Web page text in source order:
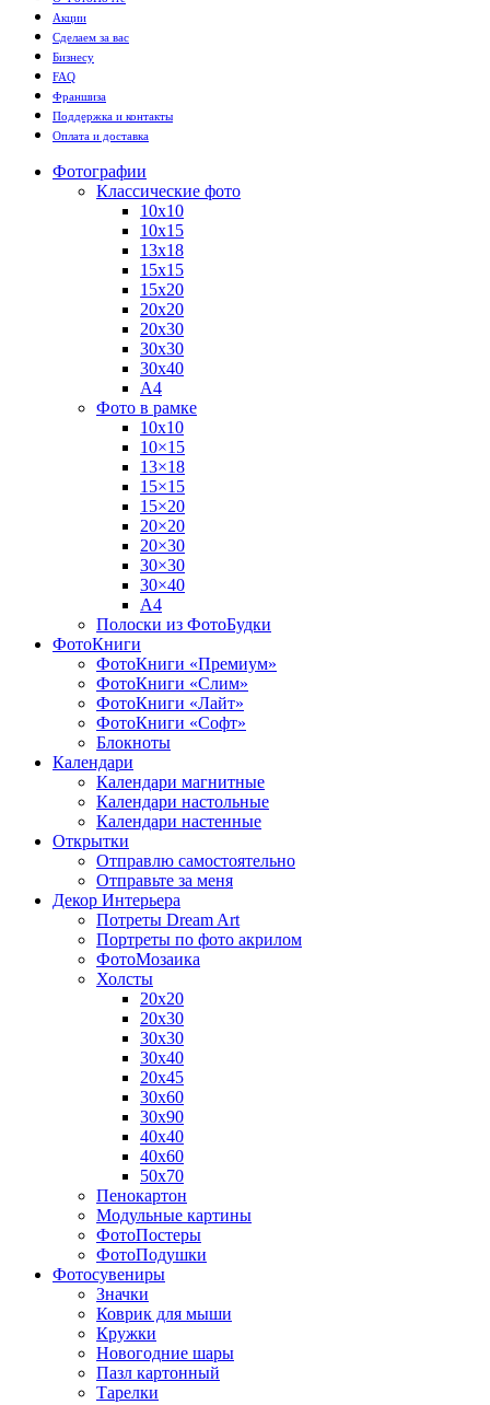
Акции
Сделаем за вас
Бизнесу
FAQ
Франшиза
Поддержка и контакты
Оплата и доставка
Фотографии
Классические фото
10х10
10х15
13х18
15х15
15х20
20х20
20х30
30х30
30х40
А4
Фото в рамке
10х10
10×15
13×18
15×15
15×20
20×20
20×30
30×30
30×40
A4
Полоски из ФотоБудки
ФотоКниги
ФотоКниги «Премиум»
ФотоКниги «Слим»
ФотоКниги «Лайт»
ФотоКниги «Софт»
Блокноты
Календари
Календари магнитные
Календари настольные
Календари настенные
Открытки
Отправлю самостоятельно
Отправьте за меня
Декор Интерьера
Потреты Dream Art
Портреты по фото акрилом
ФотоМозаика
Холсты
20х20
20х30
30х30
30х40
20х45
30х60
30х90
40х40
40х60
50х70
Пенокартон
Модульные картины
ФотоПостеры
ФотоПодушки
Фотоcувениры
Значки
Коврик для мыши
Кружки
Новогодние шары
Пазл картонный
Тарелки